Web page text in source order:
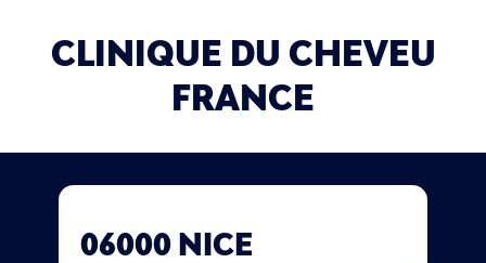
CLINIQUE DU CHEVEU
FRANCE
06000 NICE